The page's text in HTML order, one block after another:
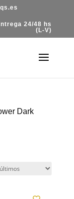
24/48 hs
(L-V)
Dark